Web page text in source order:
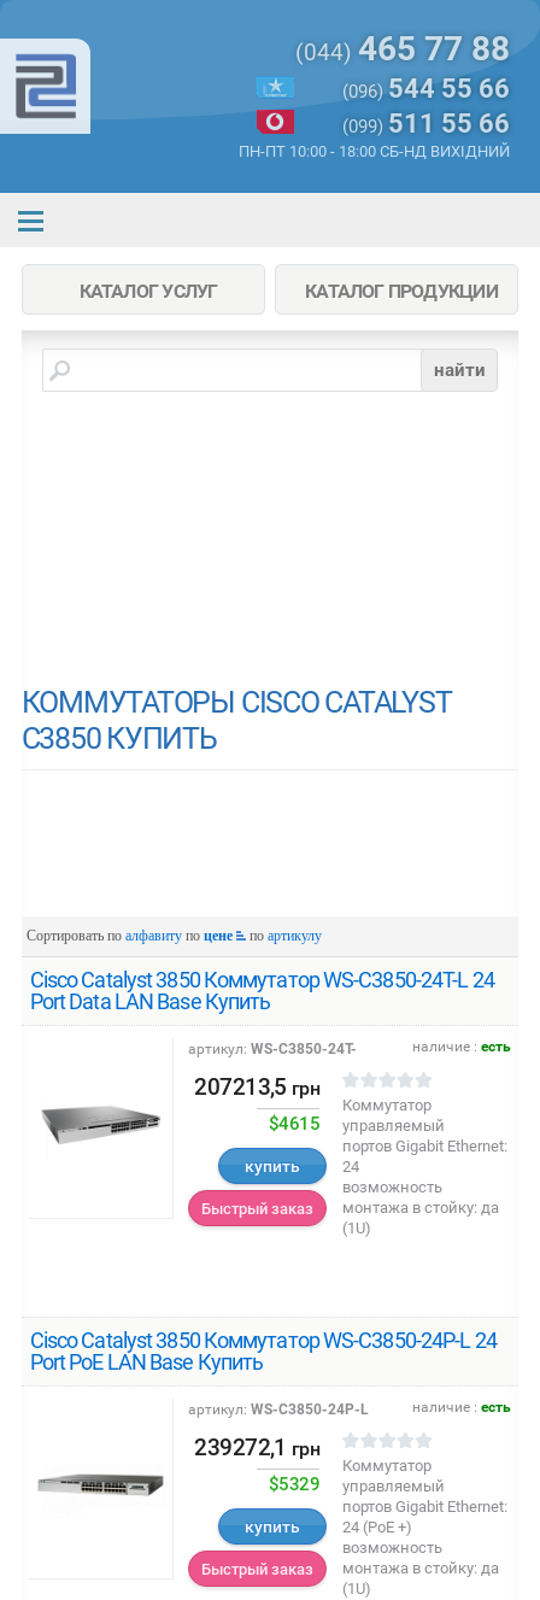
(044) 465 77 88
(096) 544 55 66
(099) 511 55 66
ПН-ПТ 10:00 - 18:00 СБ-НД ВИХІДНИЙ
КАТАЛОГ УСЛУГ КАТАЛОГ ПРОДУКЦИИ
найти
КОММУТАТОРЫ CISCO CATALYST
C3850 КУПИТЬ
Сортировать поалфавиту поцене поартикулу
Cisco Catalyst 3850 Коммутатор WS-C3850-24T-L 24
Port Data LAN Base Купить
наличие :есть
артикул: WS-C3850-24T-
207213,5 грн
$4615
купить
Быстрый заказ
Коммутатор
управляемый
портов Gigabit Ethernet:
24
возможность
монтажа в стойку: да
(1U)
Cisco Catalyst 3850 Коммутатор WS-C3850-24P-L 24
Port PoE LAN Base Купить
наличие :есть
артикул: WS-C3850-24P-L
239272,1 грн
$5329
купить
Быстрый заказ
Коммутатор
управляемый
портов Gigabit Ethernet:
24 (PoE +)
возможность
монтажа в стойку: да
(1U)